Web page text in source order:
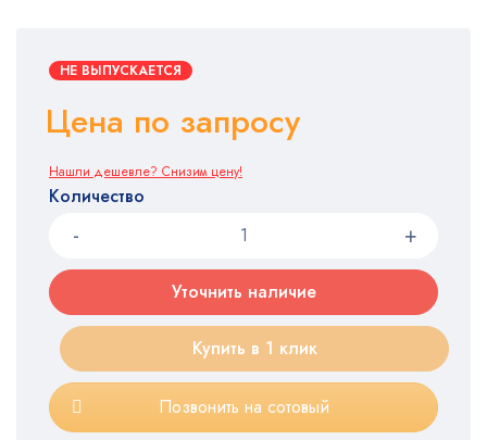
НЕ ВЫПУСКАЕТСЯ
Цена по запросу
Нашли дешевле? Снизим цену!
Количество
Уточнить наличие
Купить в 1 клик
Позвонить на сотовый